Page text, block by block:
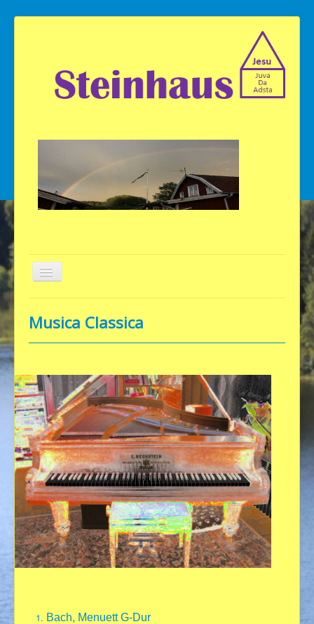
Über uns
FotoGen
TonArt
Kunterbunt
För våra vänner
Kontakt
Impressum/Datenschutz
Musica Classica
Bach, Menuett G-Dur